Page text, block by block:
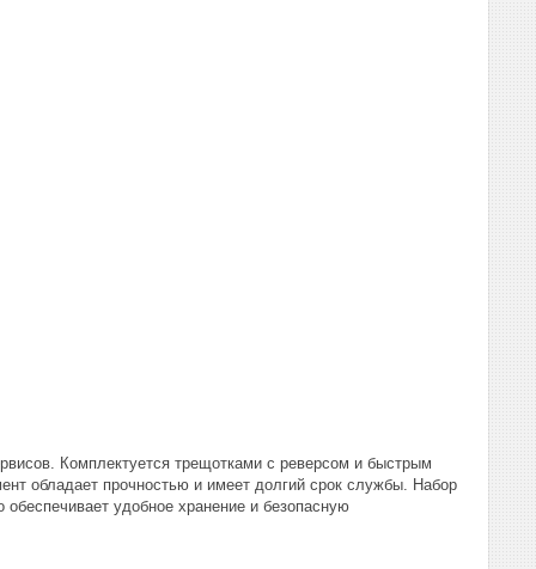
Комплектуется трещотками с реверсом и быстрым
обладает прочностью и имеет долгий срок службы. Набор
обеспечивает удобное хранение и безопасную